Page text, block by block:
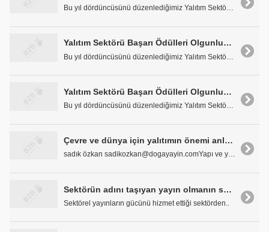
Bu yıl dördüncüsünü düzenlediğimiz Yalıtım Sektörü..
Yalıtım Sektörü Başarı Ödülleri Olgunluğun Bir İfadesi
Yalıtım Sektörü Başarı Ödülleri Olgunluğun Bir İfadesi
Bu yıl dördüncüsünü düzenlediğimiz Yalıtım Sektörü..
Çevre ve dünya için yalıtımın önemi anlatılmalı
sadık özkan sadikozkan@dogayayin.comYapı ve yalıtı..
Sektörün adını taşıyan yayın olmanın sorumluluğu
Sektörel yayınların gücünü hizmet ettiği sektörden..